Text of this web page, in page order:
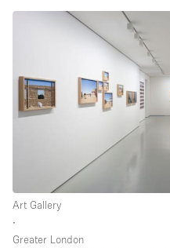
Art Gallery
∙
Greater London